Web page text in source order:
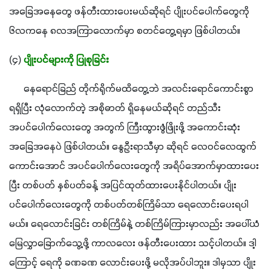
အခြေအနေတွေ ဖန်တီးထားပေးမယ်ဆိုရင် ပျိုးပင်ပေါက်တွေကို
၆လကနေ ၈လအကြာလောက်မှာ စတင်တွေ့ရမှာ ဖြစ်ပါတယ်။
(၄) ပျိုးပင်များကို ပြုစုခြင်း
နေရောင်ခြည် တိုက်ရိုက်မထိတွေ့ဘဲ အလင်းရောင်ကောင်းစွာ
ရရှိပြီး လုံလောက်တဲ့ အစိုဓာတ် ရှိနေမယ်ဆိုရင် တည်သီး
အပင်ပေါက်လေးတွေ အတွက် ကြီးထွားဖွံဖြိုးဖို့ အကောင်းဆုံး
အခြေအနေပဲ ဖြစ်ပါတယ်။ နွေဦးရာသီမှာ ဆိုရင် လေ၀င်လေထွက်
ကောင်းအောင် အပင်ပေါက်လေးတွေကို အရိပ်အောက်မှာထားပေး
ပြီး တစ်ပတ် နှစ်ပတ်ခန့် အပြင်ထုတ်ထားပေးနိုင်ပါတယ်။ ပျိုး
ပင်ပေါက်လေးတွေကို တစ်ပတ်တစ်ကြိမ်သာ ရေလောင်းပေးရပါ
မယ်။ ရေလောင်းခြင်း တစ်ကြိမ်နဲ့ တစ်ကြိမ်ကြားမှာလည်း အပေါ်ယံ
မြေလွှာခြောက်သွေ့ဖို့ ကာလလေး ဖန်တီးပေးထား သင့်ပါတယ်။ ဒါ့
ကြောင့် ရေကို ခဏခဏ လောင်းပေးဖို့ မလိုအပ်ပါဘူး။ ဒါမှသာ ပျိုး